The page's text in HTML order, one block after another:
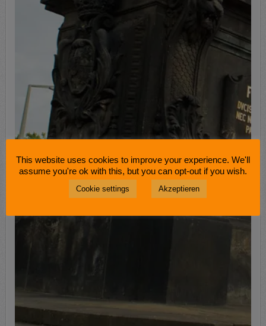
This website uses cookies to improve your experience. We'll
assume you're ok with this, but you can opt-out if you wish.
Cookie settings Akzeptieren